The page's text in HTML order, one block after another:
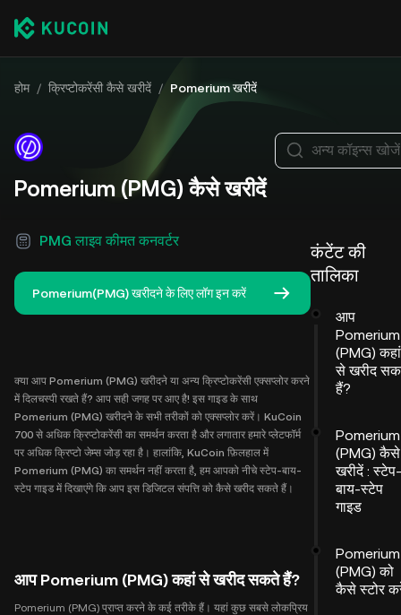
होम / क्रिप्टोकरेंसी कैसे खरीदें / Pomerium खरीदें
Pomerium (PMG) कैसे खरीदें
PMG लाइव कीमत कनवर्टर
Pomerium(PMG) खरीदने के लिए लॉग इन करें
क्या आप Pomerium (PMG) खरीदने या अन्य क्रिप्टोकरेंसी एक्सप्लोर करने
में दिलचस्पी रखते हैं? आप सही जगह पर आए है! इस गाइड के साथ
Pomerium (PMG) खरीदने के सभी तरीकों को एक्सप्लोर करें। KuCoin
700 से अधिक क्रिप्टोकरेंसी का समर्थन करता है और लगातार हमारे प्लेटफॉर्म
पर अधिक क्रिप्टो जेम्स जोड़ रहा है। हालांकि, KuCoin फ़िलहाल में
Pomerium (PMG) का समर्थन नहीं करता है, हम आपको नीचे स्टेप-बाय-
स्टेप गाइड में दिखाएंगे कि आप इस डिजिटल संपत्ति को कैसे खरीद सकते हैं।
आप Pomerium (PMG) कहां से खरीद सकते हैं?
Pomerium (PMG) प्राप्त करने के कई तरीके हैं। यहां कुछ सबसे लोकप्रिय
अन्य कॉइन्स खोजें
कंटेंट की
तालिका
आप
Pomerium
(PMG) कहां
से खरीद
हैं?
Pomerium
(PMG) कैसे
खरीदें : स्टेप-
बाय-स्टेप
गाइड
Pomerium
(PMG) को
कैसे स्टोर